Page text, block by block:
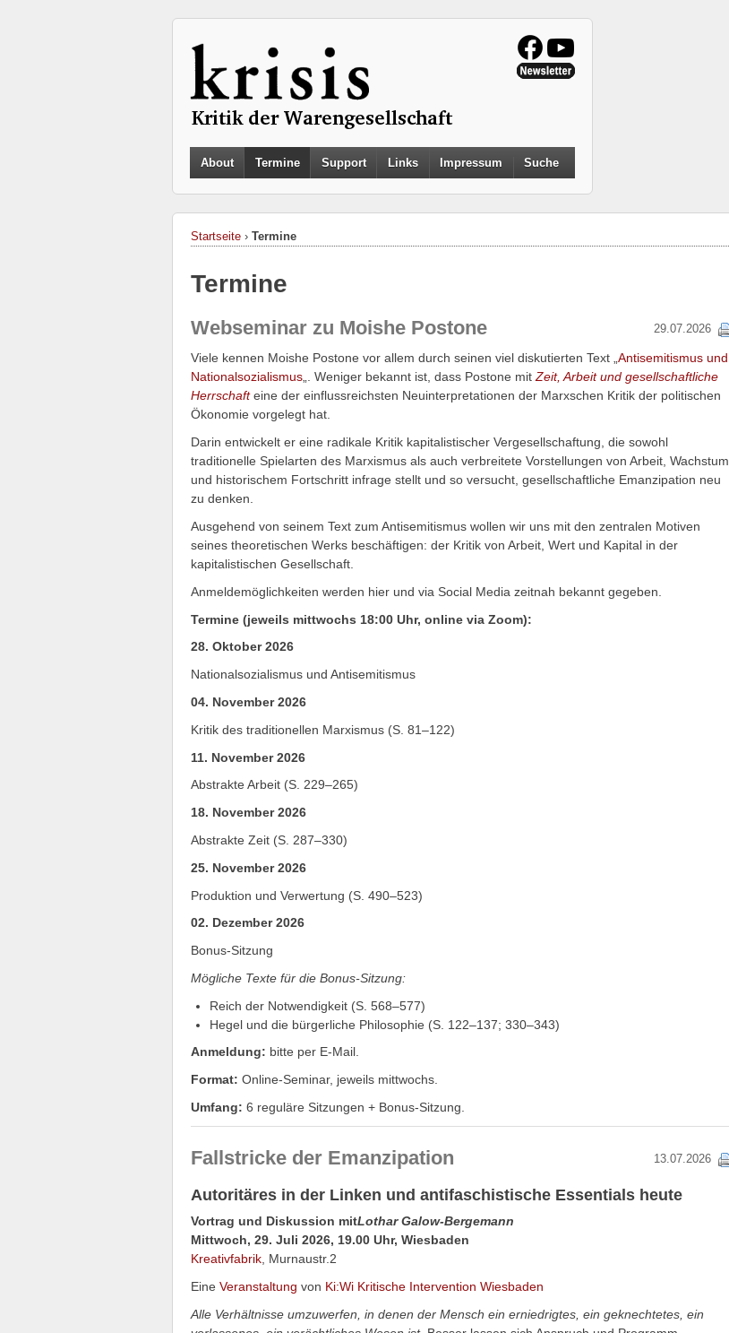
About Termine Support Links Impressum Suche
Startseite › Termine
Termine
29.07.2026
Webseminar zu Moishe Postone
Viele kennen Moishe Postone vor allem durch seinen viel diskutierten Text „Antisemitismus und
Nationalsozialismus„. Weniger bekannt ist, dass Postone mitZeit, Arbeit und gesellschaftliche
Herrschaft eine der einflussreichsten Neuinterpretationen der Marxschen Kritik der politischen
Ökonomie vorgelegt hat.
Darin entwickelt er eine radikale Kritik kapitalistischer Vergesellschaftung, die sowohl
traditionelle Spielarten des Marxismus als auch verbreitete Vorstellungen von Arbeit, Wachstum
und historischem Fortschritt infrage stellt und so versucht, gesellschaftliche Emanzipation neu
zu denken.
Ausgehend von seinem Text zum Antisemitismus wollen wir uns mit den zentralen Motiven
seines theoretischen Werks beschäftigen: der Kritik von Arbeit, Wert und Kapital in der
kapitalistischen Gesellschaft.
Anmeldemöglichkeiten werden hier und via Social Media zeitnah bekannt gegeben.
Termine (jeweils mittwochs 18:00 Uhr, online via Zoom):
28. Oktober 2026
Nationalsozialismus und Antisemitismus
04. November 2026
Kritik des traditionellen Marxismus (S. 81–122)
11. November 2026
Abstrakte Arbeit (S. 229–265)
18. November 2026
Abstrakte Zeit (S. 287–330)
25. November 2026
Produktion und Verwertung (S. 490–523)
02. Dezember 2026
Bonus-Sitzung
Mögliche Texte für die Bonus-Sitzung:
Reich der Notwendigkeit (S. 568–577)
Hegel und die bürgerliche Philosophie (S. 122–137; 330–343)
Anmeldung: bitte per E-Mail.
Format: Online-Seminar, jeweils mittwochs.
Umfang: 6 reguläre Sitzungen + Bonus-Sitzung.
13.07.2026
Fallstricke der Emanzipation
Autoritäres in der Linken und antifaschistische Essentials heute
Vortrag und Diskussion mitLothar Galow-Bergemann
Mittwoch, 29. Juli 2026, 19.00 Uhr, Wiesbaden
Kreativfabrik , Murnaustr.2
Eine Veranstaltung von Ki:Wi Kritische Intervention Wiesbaden
Alle Verhältnisse umzuwerfen, in denen der Mensch ein erniedrigtes, ein geknechtetes, ein